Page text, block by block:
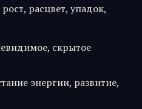
расцвет, упадок,
скрытое
энергии, развитие,